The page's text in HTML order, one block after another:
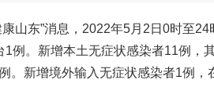
康山东”消息，2022年5月2日0时至
1例。新增本土无症状感染者11例，
。新增境外输入无症状感染者1例，